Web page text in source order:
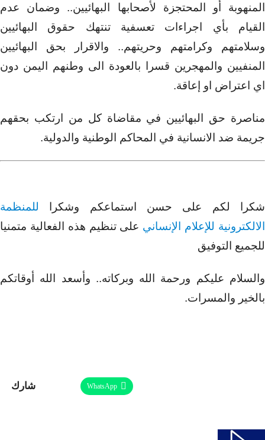
المنهوبة أو المحتجزة لأصحابها البهائيين.. وضمان عدم
القيام بأي اجراءات تعسفية تنتهك حقوق البهائيين
وسلامتهم وكرامتهم وحريتهم.. والاقرار بحق البهائيين
المنفيين والمهجرين قسرا بالعودة الى وطنهم اليمن دون
اي اعتراض او إعاقة.
مناصرة حق البهائيين في مقاضاة كل من ارتكب بحقهم
جريمة ضد الانسانية في المحاكم الوطنية والدولية.
شكرا لكم على حسن استماعكم وشكرا للمنظمة
الالكترونية للإعلام الإنساني على تنظيم هذه الفعالية متمنيا
للجميع التوفيق
والسلام عليكم ورحمة الله وبركاته.. وأسعد الله أوقاتكم
بالخير والمسرات.
شارك WhatsApp